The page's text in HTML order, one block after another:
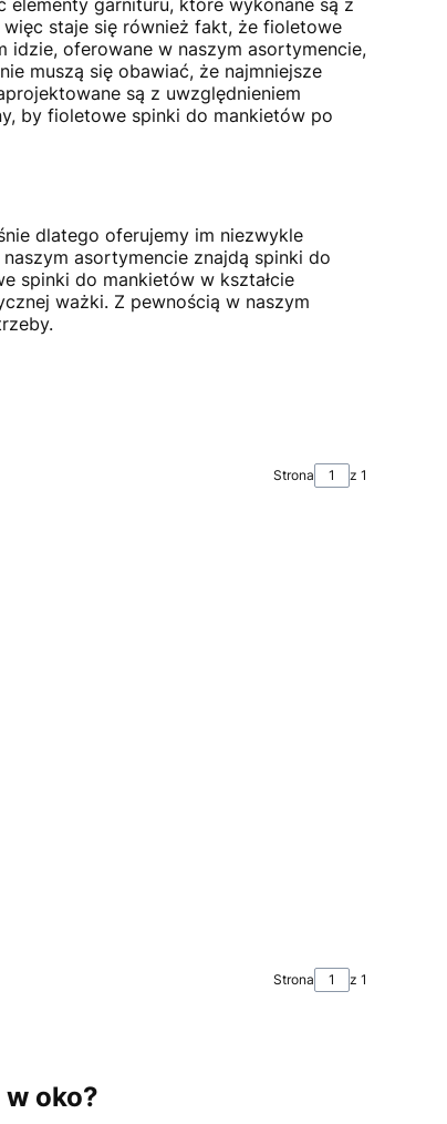
staje się również fakt, że fioletowe
idzie, oferowane w naszym asortymencie,
muszą się obawiać, że najmniejsze
są z uwzględnieniem
by fioletowe spinki do mankietów po
dlatego oferujemy im niezwykle
asortymencie znajdą spinki do
spinki do mankietów w kształcie
ważki. Z pewnością w naszym
Strona z 1
Strona z 1
w oko?